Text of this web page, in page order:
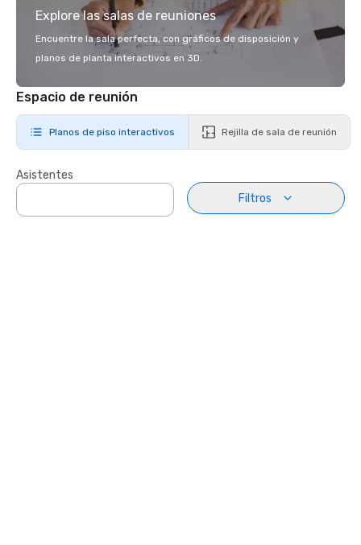
Explore las salas de reuniones
Encuentre la sala perfecta, con gráficos de disposición y
planos de planta interactivos en 3D.
Espacio de reunión
Planos de piso interactivos Rejilla de sala de reunión
Asistentes
Filtros